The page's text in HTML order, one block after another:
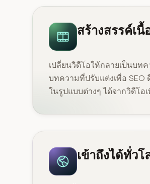
สร้างสรรค์เ
เปลี่ยนวิดีโอให้กลายเป็นบท
บทความที่ปรับแต่งเพื่อ
ในรูปแบบต่างๆ ได้จากวิดีโอ
เข้าถึงได้ทั่ว